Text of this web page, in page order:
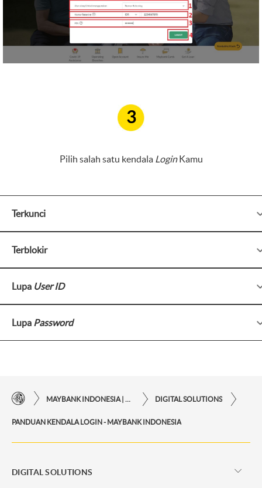
3
Pilih salah satu kendala Login Kamu
Terkunci
Terblokir
Lupa User ID
Lupa Password
MAYBANK INDONESIA | KEMUDAHAN TRANSAKSI FINANSIAL DI UJUNG JARI ANDA DIGITAL SOLUTIONS
PANDUAN KENDALA LOGIN - MAYBANK INDONESIA
DIGITAL SOLUTIONS